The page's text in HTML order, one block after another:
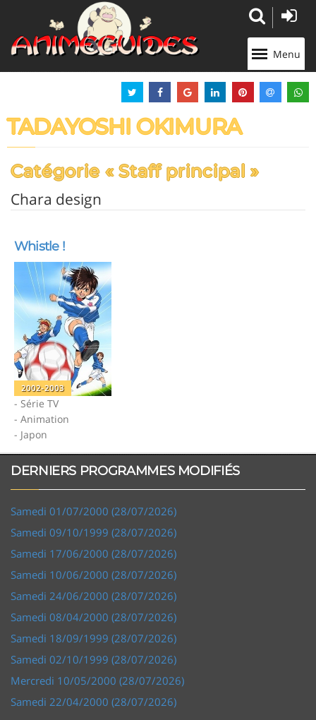
Menu
TADAYOSHI OKIMURA
Catégorie « Staff principal »
Chara design
Whistle !
2002-2003
- Série TV
- Animation
- Japon
DERNIERS PROGRAMMES MODIFIÉS
Samedi 01/07/2000 (28/07/2026)
Samedi 09/10/1999 (28/07/2026)
Samedi 17/06/2000 (28/07/2026)
Samedi 10/06/2000 (28/07/2026)
Samedi 24/06/2000 (28/07/2026)
Samedi 08/04/2000 (28/07/2026)
Samedi 18/09/1999 (28/07/2026)
Samedi 02/10/1999 (28/07/2026)
Mercredi 10/05/2000 (28/07/2026)
Samedi 22/04/2000 (28/07/2026)
Panneau de gestion des cookies